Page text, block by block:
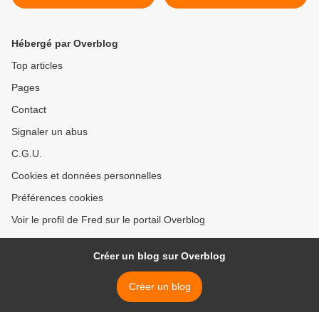
Zinnkoepfle 1989
>
Hébergé par Overblog
Top articles
Pages
Contact
Signaler un abus
C.G.U.
Cookies et données personnelles
Préférences cookies
Voir le profil de Fred sur le portail Overblog
Créer un blog sur Overblog
Créer un blog